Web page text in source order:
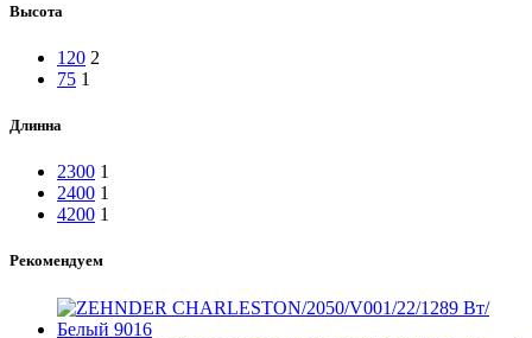
Высота
120 2
75 1
Длинна
2300 1
2400 1
4200 1
Рекомендуем